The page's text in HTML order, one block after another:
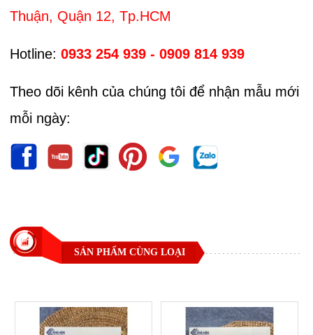
Thuận, Quận 12, Tp.HCM
Hotline:0933 254 939 - 0909 814 939
Theo dõi kênh của chúng tôi để nhận mẫu mới
mỗi ngày:
SẢN PHẨM CÙNG LOẠI